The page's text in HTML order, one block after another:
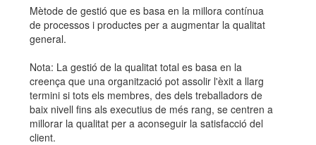
Mètode de gestió que es basa en la millora contínua
de processos i productes per a augmentar la qualitat
general.
Nota: La gestió de la qualitat total es basa en la
creença que una organització pot assolir l'èxit a llarg
termini si tots els membres, des dels treballadors de
baix nivell fins als executius de més rang, se centren a
millorar la qualitat per a aconseguir la satisfacció del
client.